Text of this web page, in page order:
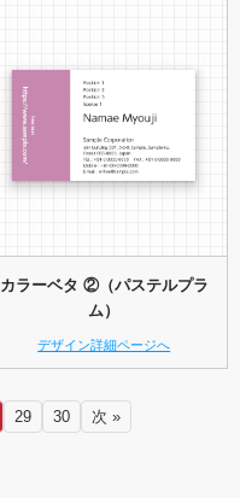
カラーベタ ②（パステルプラ
ム）
デザイン詳細ページへ
29 30 次 »